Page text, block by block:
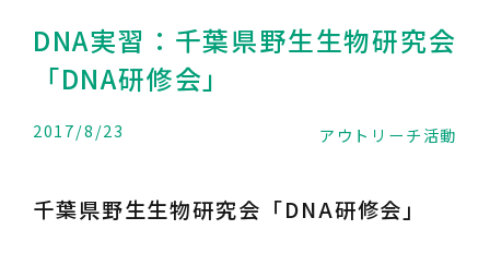
DNA実習：千葉県野生生物研究会
「DNA研修会」
2017/8/23 アウトリーチ活動
千葉県野生生物研究会「DNA研修会」